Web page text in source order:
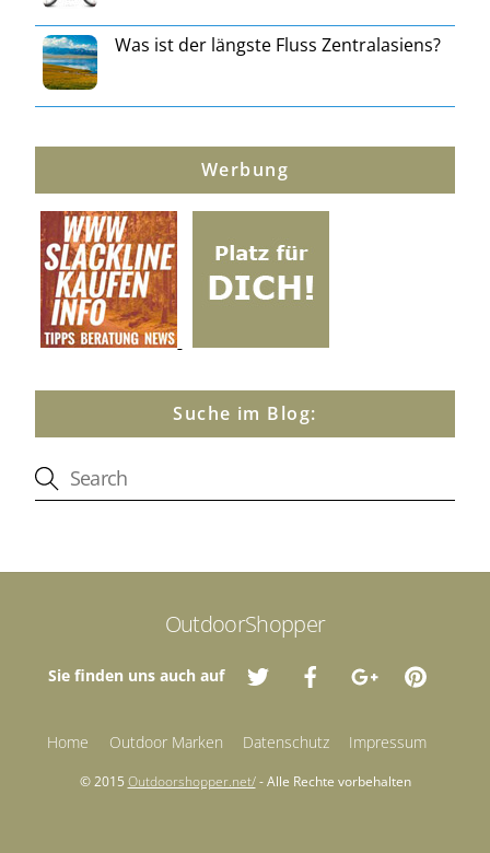
Was ist der längste Fluss Zentralasiens?
Werbung
Suche im Blog:
OutdoorShopper
Sie finden uns auch auf
Home Outdoor Marken Datenschutz Impressum
© 2015 Outdoorshopper.net/- Alle Rechte vorbehalten